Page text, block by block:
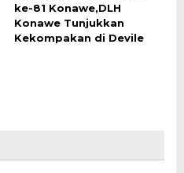
ke-81 Konawe,DLH
Konawe Tunjukkan
Kekompakan di Devile